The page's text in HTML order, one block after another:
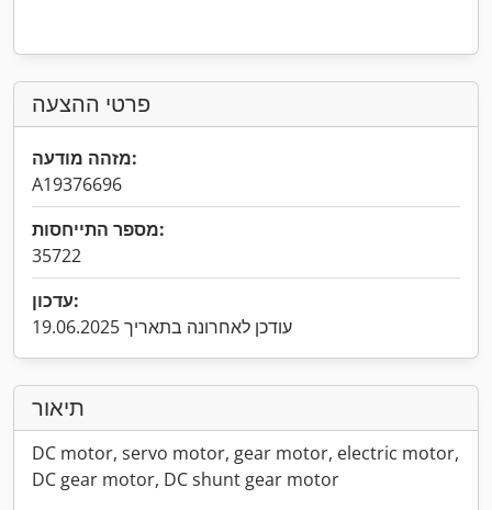
פרטי ההצעה
מזהה מודעה:
A19376696
מספר התייחסות:
35722
עדכון:
עודכן לאחרונה בתאריך 19.06.2025
תיאור
DC motor, servo motor, gear motor, electric motor,
DC gear motor, DC shunt gear motor